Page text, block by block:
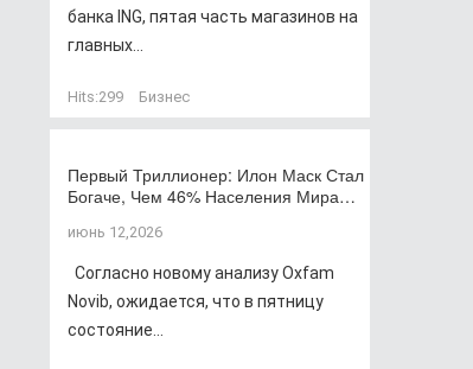
банка ING, пятая часть магазинов на
главных...
Hits:299 Бизнес
Первый Триллионер: Илон Маск Стал
Богаче, Чем 46% Населения Мира…
июнь 12,2026
Согласно новому анализу Oxfam
Novib, ожидается, что в пятницу
состояние...